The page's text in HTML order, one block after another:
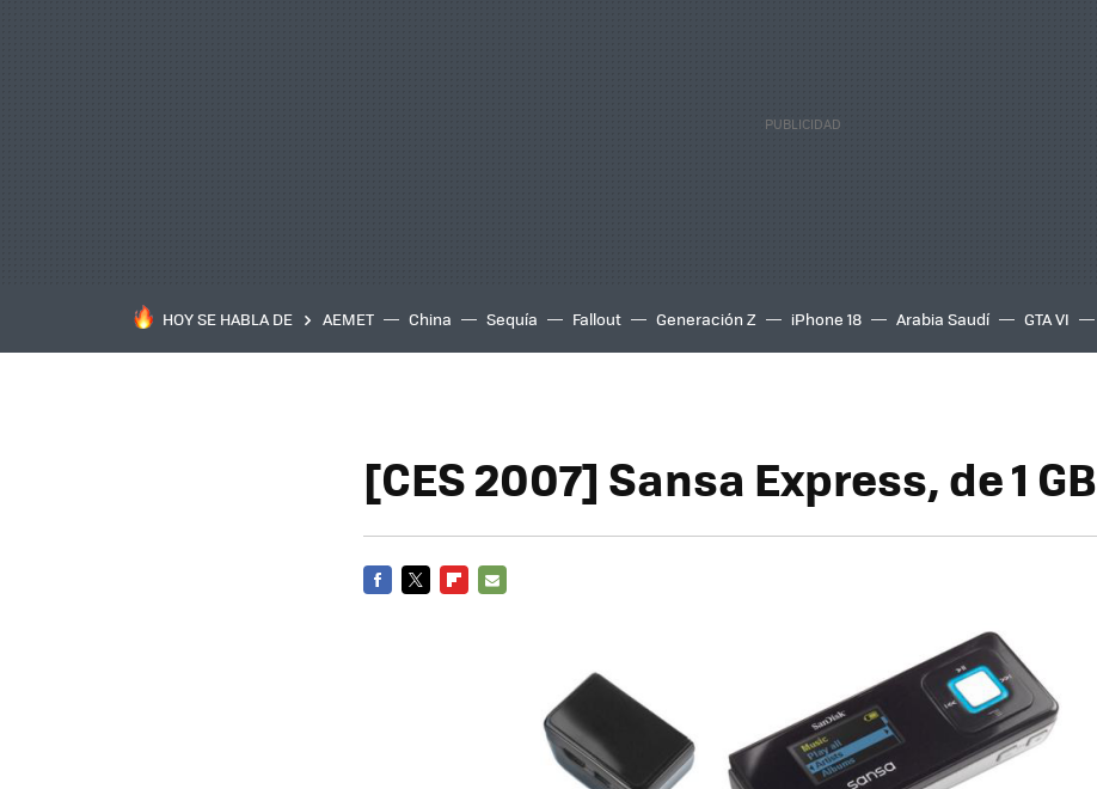
HOY SE HABLA DE AEMET China Sequía Fallout Generación Z iPhone 18 Arabia Saudí GTA VI
[CES 2007] Sansa Express, de 1 GB